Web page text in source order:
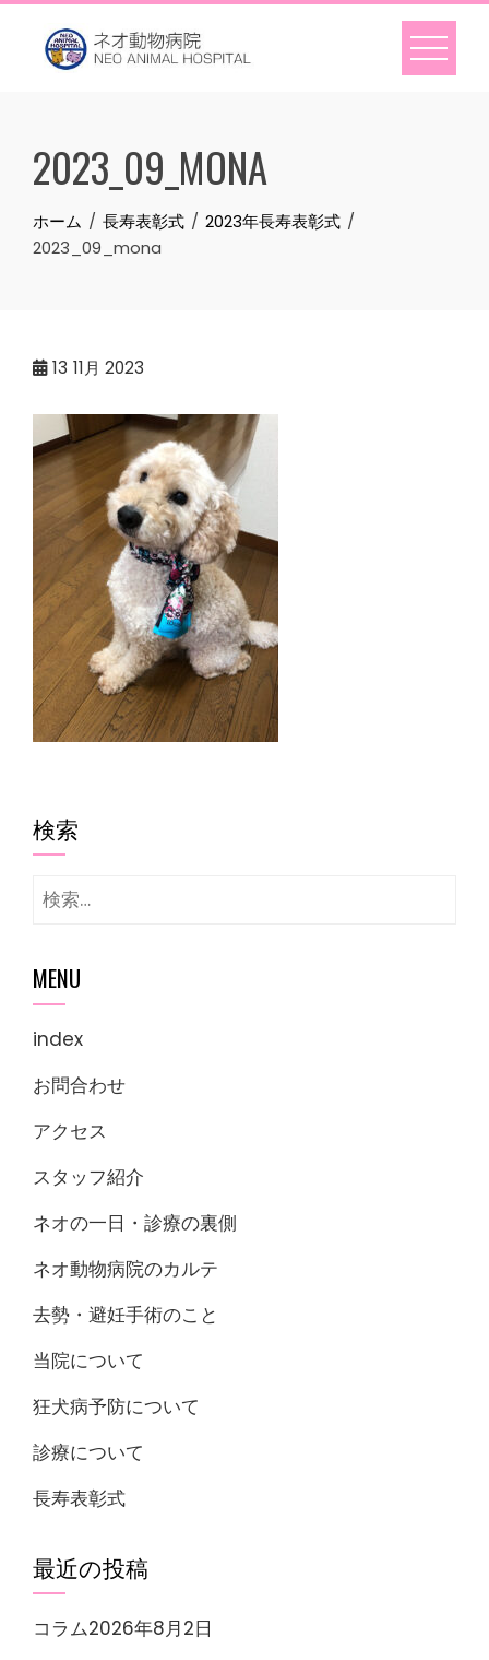
Skip
content
2023_09_MONA
ホーム 長寿表彰式
2023年長寿表彰式
2023_09_mona
13 11月 2023
検索
検
MENU
index
お問合わせ
アクセス
スタッフ紹介
ネオの一日・診療の裏側
ネオ動物病院のカルテ
去勢・避妊手術のこと
当院について
狂犬病予防について
診療について
長寿表彰式
最近の投稿
コラム2026年8月2日